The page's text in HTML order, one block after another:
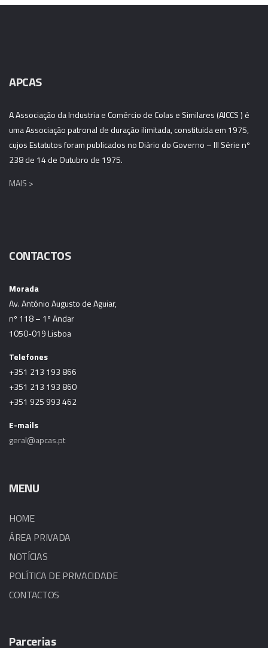
APCAS
A Associação da Industria e Comércio de Colas e Similares (AICCS ) é
uma Associação patronal de duração ilimitada, constituida em 1975,
cujos Estatutos foram publicados no Diário do Governo – III Série nº
238 de 14 de Outubro de 1975.
MAIS >
CONTACTOS
Morada
Av. António Augusto de Aguiar,
nº 118 – 1º Andar
1050-019 Lisboa
Telefones
+351 213 193 866
+351 213 193 860
+351 925 993 462
E-mails
geral@apcas.pt
MENU
HOME
ÁREA PRIVADA
NOTÍCIAS
POLÍTICA DE PRIVACIDADE
CONTACTOS
Parcerias